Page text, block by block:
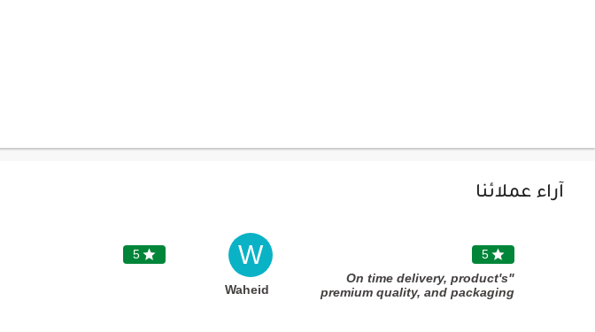
آراء عملائنا
W
Waheid
5
"On time delivery, product's
premium quality, and packaging
5